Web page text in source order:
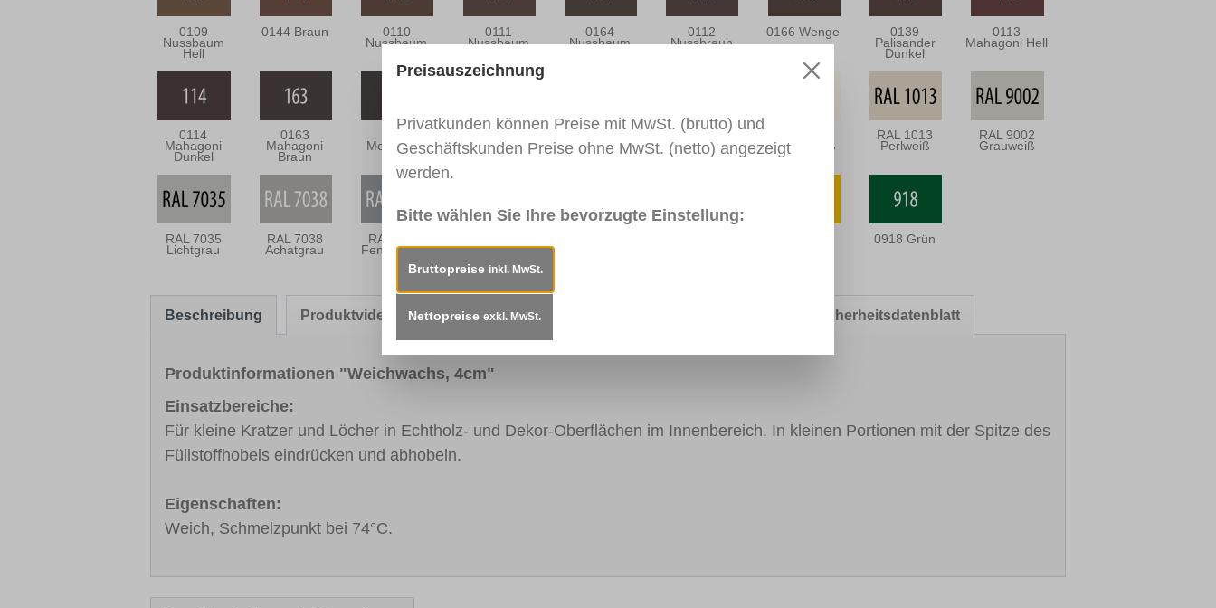
0109
Nussbaum
Hell
0144 Braun 0110
Nussbaum
0111
Nussbaum
0164
Nussbaum
0112
Nussbraun
0166 Wenge 0139
Palisander
Dunkel
0113
Mahagoni Hell
0114
Mahagoni
Dunkel
0163
Mahagoni
Braun
Mooreiche Signalweiß Reinweiß
RAL 9016
Verkehrsweiß Cremeweiß
RAL 1013
Perlweiß
RAL 9002
Grauweiß
RAL 7035
Lichtgrau
RAL 7038
Achatgrau
RAL 7040
Fenstergrau Blaugrau
0918 Grün
Beschreibung Produktvideo Gebrauchsanweisung Sicherheitsdatenblatt
Produktinformationen "Weichwachs, 4cm"
Einsatzbereiche:
Für kleine Kratzer und Löcher in Echtholz- und Dekor-Oberflächen im Innenbereich. In kleinen Portionen mit der Spitze des
Füllstoffhobels eindrücken und abhobeln.
Eigenschaften:
Weich, Schmelzpunkt bei 74°C.
Preisauszeichnung
Privatkunden können Preise mit MwSt. (brutto) und
Geschäftskunden Preise ohne MwSt. (netto) angezeigt
werden.
Bitte wählen Sie Ihre bevorzugte Einstellung:
Bruttopreise inkl. MwSt.
Nettopreise exkl. MwSt.